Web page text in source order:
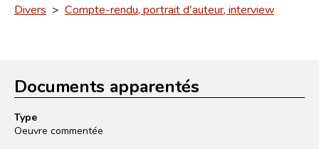
Divers > Compte-rendu, portrait d'auteur, interview
Documents apparentés
Type
Oeuvre commentée